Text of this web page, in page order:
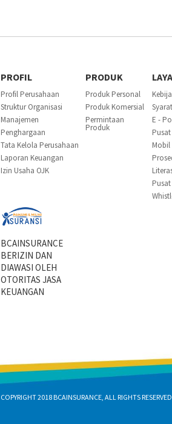
PROFIL
Profil Perusahaan
Struktur Organisasi
Manajemen
Penghargaan
Tata Kelola Perusahaan
Laporan Keuangan
Izin Usaha OJK
PRODUK
Produk Personal
Produk Komersial
Permintaan
Produk
E -
Mobil
BCAINSURANCE
BERIZIN DAN
DIAWASI OLEH
OTORITAS JASA
KEUANGAN
COPYRIGHT 2018 BCAINSURANCE, ALL RIGHTS